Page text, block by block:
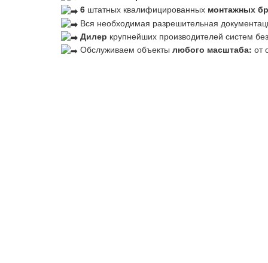
6 штатных квалифицированных монтажных
Вся необходимая разрешительная
Дилер крупнейших производителей систем
Обслуживаем объекты любого масштаба: от